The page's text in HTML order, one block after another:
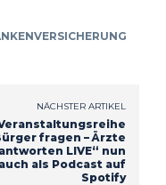
NÄCHSTER ARTIKEL
fragen – Ärzte
antworten LIVE“ nun
auch als Podcast auf
Spotify